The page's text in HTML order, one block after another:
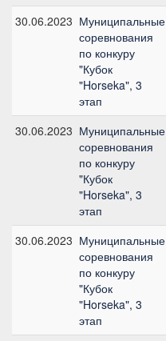
30.06.2023 Муниципальные
соревнования
по конкуру
"Кубок
"Horseka", 3
этап
30.06.2023 Муниципальные
соревнования
по конкуру
"Кубок
"Horseka", 3
этап
30.06.2023 Муниципальные
соревнования
по конкуру
"Кубок
"Horseka", 3
этап